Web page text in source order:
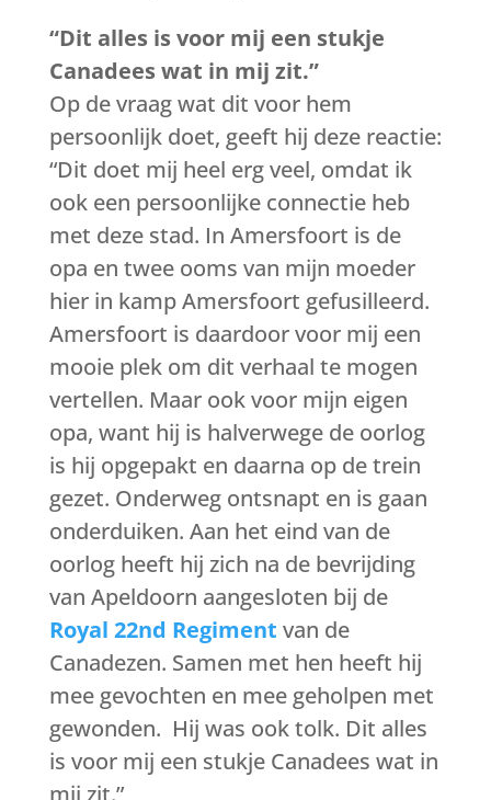
“Dit alles is voor mij een stukje
Canadees wat in mij zit.”
Op de vraag wat dit voor hem
persoonlijk doet, geeft hij deze reactie:
“Dit doet mij heel erg veel, omdat ik
ook een persoonlijke connectie heb
met deze stad. In Amersfoort is de
opa en twee ooms van mijn moeder
hier in kamp Amersfoort gefusilleerd.
Amersfoort is daardoor voor mij een
mooie plek om dit verhaal te mogen
vertellen. Maar ook voor mijn eigen
opa, want hij is halverwege de oorlog
is hij opgepakt en daarna op de trein
gezet. Onderweg ontsnapt en is gaan
onderduiken. Aan het eind van de
oorlog heeft hij zich na de bevrijding
van Apeldoorn aangesloten bij de
Royal 22nd Regiment van de
Canadezen. Samen met hen heeft hij
mee gevochten en mee geholpen met
gewonden. Hij was ook tolk. Dit alles
is voor mij een stukje Canadees wat in
mij zit.”